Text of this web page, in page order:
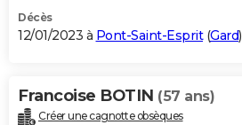
Décès
12/01/2023 à Pont-Saint-Esprit(Gard)
Francoise BOTIN (57 ans)
Créer une cagnotte obsèques